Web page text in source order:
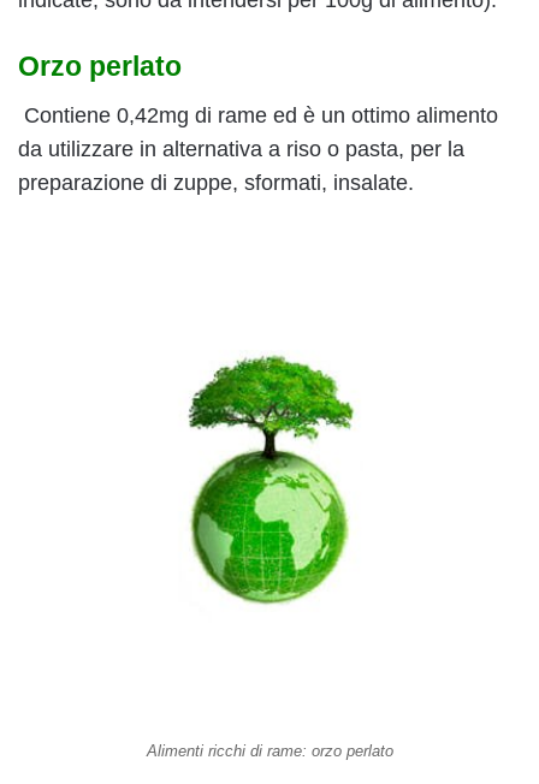
Orzo perlato
Contiene 0,42mg di rame ed è un ottimo alimento
da utilizzare in alternativa a riso o pasta, per la
preparazione di zuppe, sformati, insalate.
Alimenti ricchi di rame: orzo perlato